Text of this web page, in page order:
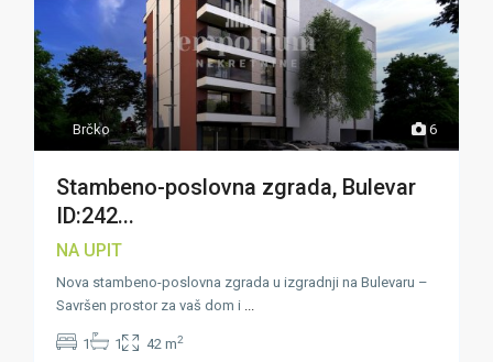
6
Brčko
Stambeno-poslovna zgrada, Bulevar
ID:242...
NA UPIT
Nova stambeno-poslovna zgrada u izgradnji na Bulevaru –
Savršen prostor za vaš dom i
1 1 42 m2